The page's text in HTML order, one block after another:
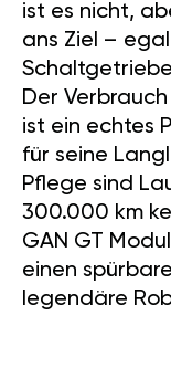
ist es nicht,
ans Ziel –
Der
ist ein echtes
für seine
Pflege sind
300.000 km
GAN GT
einen
legendäre